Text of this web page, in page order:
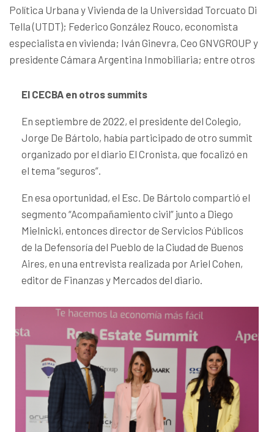
Política Urbana y Vivienda de la Universidad Torcuato Di
Tella (UTDT); Federico González Rouco, economista
especialista en vivienda; Iván Ginevra, Ceo GNVGROUP y
presidente Cámara Argentina Inmobiliaria; entre otros
El CECBA en otros summits
En septiembre de 2022, el presidente del Colegio,
Jorge De Bártolo, había participado de otro summit
organizado por el diario El Cronista, que focalizó en
el tema “seguros”.
En esa oportunidad, el Esc. De Bártolo compartió el
segmento “Acompañamiento civil” junto a Diego
Mielnicki, entonces director de Servicios Públicos
de la Defensoría del Pueblo de la Ciudad de Buenos
Aires, en una entrevista realizada por Ariel Cohen,
editor de Finanzas y Mercados del diario.